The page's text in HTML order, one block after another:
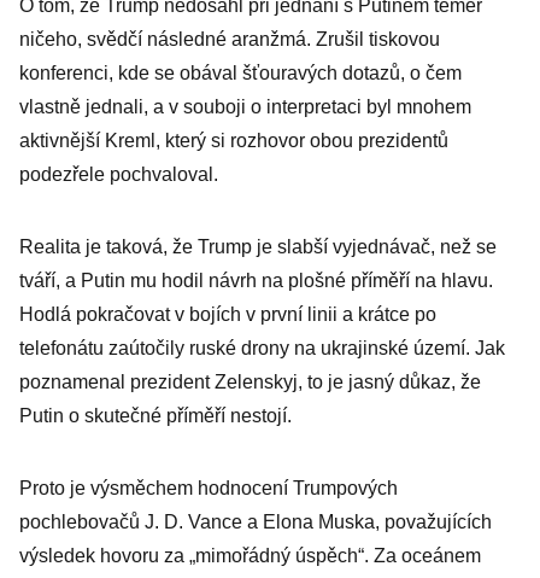
O tom, že Trump nedosáhl při jednání s Putinem téměř
ničeho, svědčí následné aranžmá. Zrušil tiskovou
konferenci, kde se obával šťouravých dotazů, o čem
vlastně jednali, a v souboji o interpretaci byl mnohem
aktivnější Kreml, který si rozhovor obou prezidentů
podezřele pochvaloval.
Realita je taková, že Trump je slabší vyjednávač, než se
tváří, a Putin mu hodil návrh na plošné příměří na hlavu.
Hodlá pokračovat v bojích v první linii a krátce po
telefonátu zaútočily ruské drony na ukrajinské území. Jak
poznamenal prezident Zelenskyj, to je jasný důkaz, že
Putin o skutečné příměří nestojí.
Proto je výsměchem hodnocení Trumpových
pochlebovačů J. D. Vance a Elona Muska, považujících
výsledek hovoru za „mimořádný úspěch“. Za oceánem